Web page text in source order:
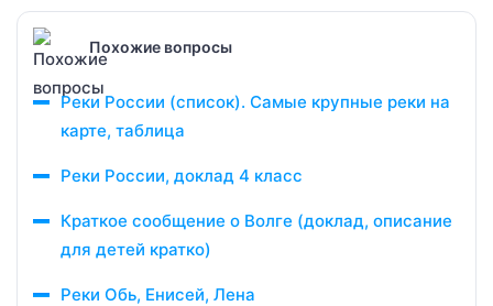
Похожие вопросы
Реки России (список). Самые крупные реки на
карте, таблица
Реки России, доклад 4 класс
Краткое сообщение о Волге (доклад, описание
для детей кратко)
Реки Обь, Енисей, Лена